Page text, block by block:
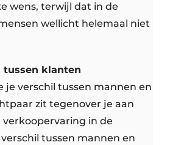
wens, terwijl dat in de
wellicht helemaal niet
tussen klanten
je verschil tussen mannen en
zit tegenover je aan
verkoopervaring in de
tussen mannen en